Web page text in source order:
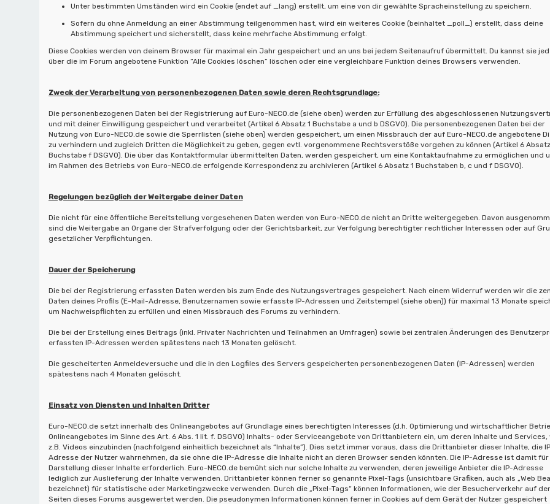
Unter bestimmten Umständen wird ein Cookie (endet auf _lang) erstellt, um eine von dir gewählte Spracheinstellung zu speichern.
Sofern du ohne Anmeldung an einer Abstimmung teilgenommen hast, wird ein weiteres Cookie (beinhaltet _poll_) erstellt, dass deine
Abstimmung speichert und sicherstellt, dass keine mehrfache Abstimmung erfolgt.
Diese Cookies werden von deinem Browser für maximal ein Jahr gespeichert und an uns bei jedem Seitenaufruf übermittelt. Du kannst sie
über die im Forum angebotene Funktion “Alle Cookies löschen” löschen oder eine vergleichbare Funktion deines Browsers verwenden.
Zweck der Verarbeitung von personenbezogenen Daten sowie deren Rechtsgrundlage:
Die personenbezogenen Daten bei der Registrierung auf Euro-NECO.de (siehe oben) werden zur Erfüllung des abgeschlossenen
und mit deiner Einwilligung gespeichert und verarbeitet (Artikel 6 Absatz 1 Buchstabe a und b DSGVO). Die personenbezogenen Daten bei der
Nutzung von Euro-NECO.de sowie die Sperrlisten (siehe oben) werden gespeichert, um einen Missbrauch der auf Euro-NECO.de angebotene
zu verhindern und zugleich Dritten die Möglichkeit zu geben, gegen evtl. vorgenommene Rechtsverstöße vorgehen zu können (Artikel 6 Absatz
Buchstabe f DSGVO). Die über das Kontaktformular übermittelten Daten, werden gespeichert, um eine Kontaktaufnahme zu ermöglichen und
im Rahmen des Betriebs von Euro-NECO.de erfolgende Korrespondenz zu archivieren (Artikel 6 Absatz 1 Buchstaben b, c und f DSGVO).
Regelungen bezüglich der Weitergabe deiner Daten
Die nicht für eine öffentliche Bereitstellung vorgesehenen Daten werden von Euro-NECO.de nicht an Dritte weitergegeben. Davon
sind die Weitergabe an Organe der Strafverfolgung oder der Gerichtsbarkeit, zur Verfolgung berechtigter rechtlicher Interessen oder auf
gesetzlicher Verpflichtungen.
Dauer der Speicherung
Die bei der Registrierung erfassten Daten werden bis zum Ende des Nutzungsvertrages gespeichert. Nach einem Widerruf werden wir die
Daten deines Profils (E-Mail-Adresse, Benutzernamen sowie erfasste IP-Adressen und Zeitstempel (siehe oben)) für maximal 13 Monate
um Nachweispflichten zu erfüllen und einen Missbrauch des Forums zu verhindern.
Die bei der Erstellung eines Beitrags (inkl. Privater Nachrichten und Teilnahmen an Umfragen) sowie bei zentralen Änderungen des
erfassten IP-Adressen werden spätestens nach 13 Monaten gelöscht.
Die gescheiterten Anmeldeversuche und die in den Logfiles des Servers gespeicherten personenbezogenen Daten (IP-Adressen) werden
spätestens nach 4 Monaten gelöscht.
Einsatz von Diensten und Inhalten Dritter
Euro-NECO.de setzt innerhalb des Onlineangebotes auf Grundlage eines berechtigten Interesses (d.h. Optimierung und wirtschaftlicher
Onlineangebotes im Sinne des Art. 6 Abs. 1 lit. f. DSGVO) Inhalts- oder Serviceangebote von Drittanbietern ein, um deren Inhalte und Services,
z.B. Videos einzubinden (nachfolgend einheitlich bezeichnet als “Inhalte”). Dies setzt immer voraus, dass die Drittanbieter dieser Inhalte, die
Adresse der Nutzer wahrnehmen, da sie ohne die IP-Adresse die Inhalte nicht an deren Browser senden könnten. Die IP-Adresse ist damit
Darstellung dieser Inhalte erforderlich. Euro-NECO.de bemüht sich nur solche Inhalte zu verwenden, deren jeweilige Anbieter die IP-Adresse
lediglich zur Auslieferung der Inhalte verwenden. Drittanbieter können ferner so genannte Pixel-Tags (unsichtbare Grafiken, auch als „Web
bezeichnet) für statistische oder Marketingzwecke verwenden. Durch die „Pixel-Tags“ können Informationen, wie der Besucherverkehr auf
Seiten dieses Forums ausgewertet werden. Die pseudonymen Informationen können ferner in Cookies auf dem Gerät der Nutzer gespeichert